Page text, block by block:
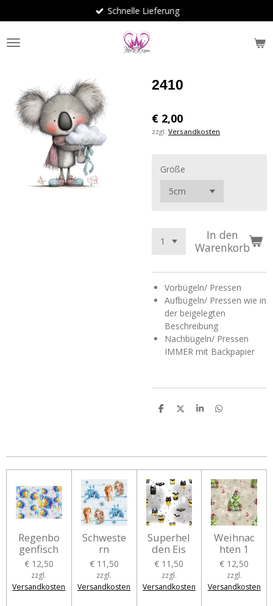
Hauptinhalt
springen
Schnelle Lieferung
2410
€ 2,00
zzgl. Versandkosten
Größe
In den
Warenkorb
Vorbügeln/ Pressen
Aufbügeln/ Pressen wie in
der beigelegten
Beschreibung
Nachbügeln/ Pressen
IMMER mit Backpapier
T
n
T
n
T
n
T
n
Regenbo
genfisch
€ 12,50
zzgl.
Versandkosten
Schweste
rn
€ 11,50
zzgl.
Versandkosten
Superhel
den Eis
€ 11,50
zzgl.
Versandkosten
Weihnac
hten 1
€ 12,50
zzgl.
Versandkosten